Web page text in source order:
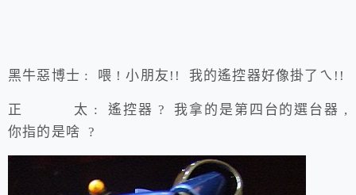
黑牛惡博士 : 喂 ! 小朋友!! 我的遙控器好像掛了ㄟ!!
正 太 : 遙控器 ? 我拿的是第四台的選台器 ,
你指的是啥 ?